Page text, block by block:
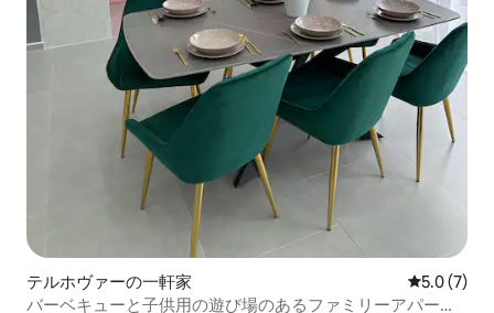
テルホヴァーの一軒家 レビュー7
5.0 (7)
バーベキューと子供用の遊び場のあるファミリーアパート